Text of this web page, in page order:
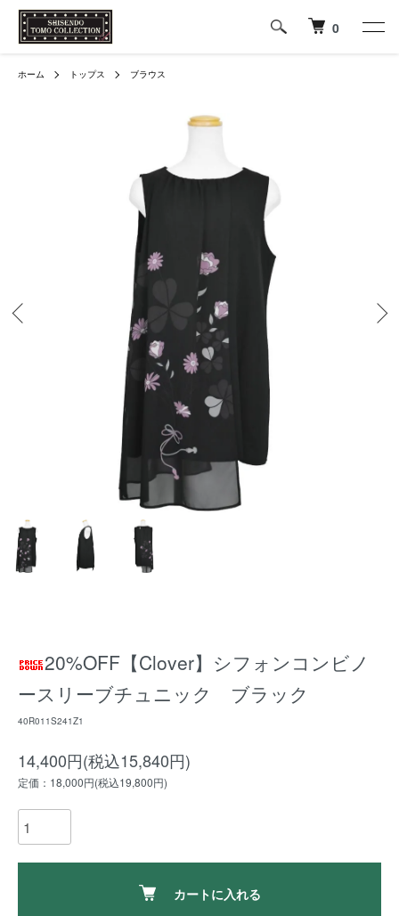
0
ホーム トップス ブラウス
20%OFF【Clover】シフォンコンビノ
ースリーブチュニック ブラック
40R011S241Z1
14,400円(税込15,840円)
定価：18,000円(税込19,800円)
カートに入れる